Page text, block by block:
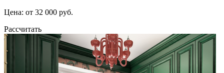
Цена: от 32 000 руб.
Рассчитать